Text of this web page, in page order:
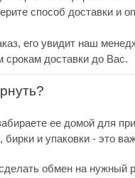
способ доставки и
его увидит наш
срокам доставки до Вас.
ее домой для
и упаковки - это
обмен на нужный